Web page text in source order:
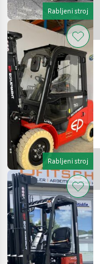
Rabljeni stroj
Rabljeni stroj